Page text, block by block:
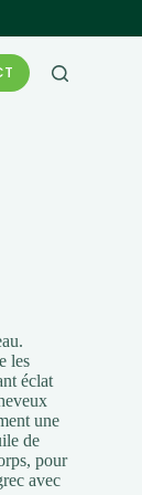
les
éclat
une
de
pour
avec